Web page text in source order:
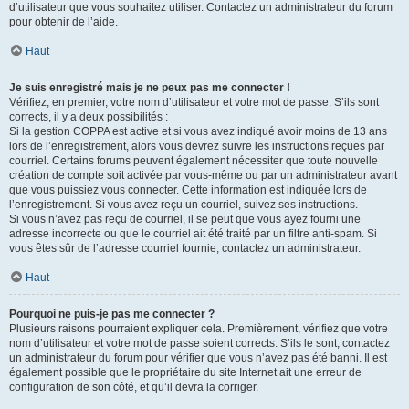
d’utilisateur que vous souhaitez utiliser. Contactez un administrateur du forum
pour obtenir de l’aide.
Haut
Je suis enregistré mais je ne peux pas me connecter !
Vérifiez, en premier, votre nom d’utilisateur et votre mot de passe. S’ils sont
corrects, il y a deux possibilités :
Si la gestion COPPA est active et si vous avez indiqué avoir moins de 13 ans
lors de l’enregistrement, alors vous devrez suivre les instructions reçues par
courriel. Certains forums peuvent également nécessiter que toute nouvelle
création de compte soit activée par vous-même ou par un administrateur avant
que vous puissiez vous connecter. Cette information est indiquée lors de
l’enregistrement. Si vous avez reçu un courriel, suivez ses instructions.
Si vous n’avez pas reçu de courriel, il se peut que vous ayez fourni une
adresse incorrecte ou que le courriel ait été traité par un filtre anti-spam. Si
vous êtes sûr de l’adresse courriel fournie, contactez un administrateur.
Haut
Pourquoi ne puis-je pas me connecter ?
Plusieurs raisons pourraient expliquer cela. Premièrement, vérifiez que votre
nom d’utilisateur et votre mot de passe soient corrects. S’ils le sont, contactez
un administrateur du forum pour vérifier que vous n’avez pas été banni. Il est
également possible que le propriétaire du site Internet ait une erreur de
configuration de son côté, et qu’il devra la corriger.